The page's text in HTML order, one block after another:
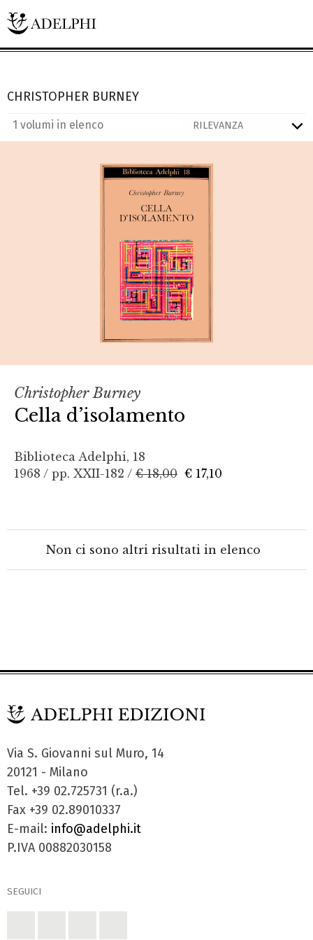
CHRISTOPHER BURNEY
1 volumi in elenco
Christopher Burney
Cella d’isolamento
Biblioteca Adelphi, 18
1968 / pp. XXII-182 / € 18,00 € 17,10
Non ci sono altri risultati in elenco
Via S. Giovanni sul Muro, 14
20121 - Milano
Tel. +39 02.725731 (r.a.)
Fax +39 02.89010337
E-mail: info@adelphi.it
P.IVA 00882030158
SEGUICI